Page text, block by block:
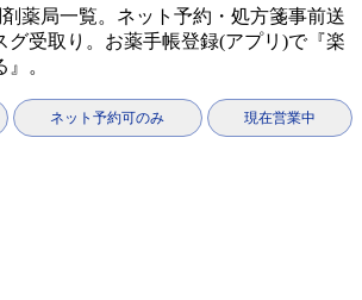
薬局一覧。ネット予約・処方箋事前送
グ受取り。お薬手帳登録(アプリ)で『楽
。
ネット予約可のみ 現在営業中